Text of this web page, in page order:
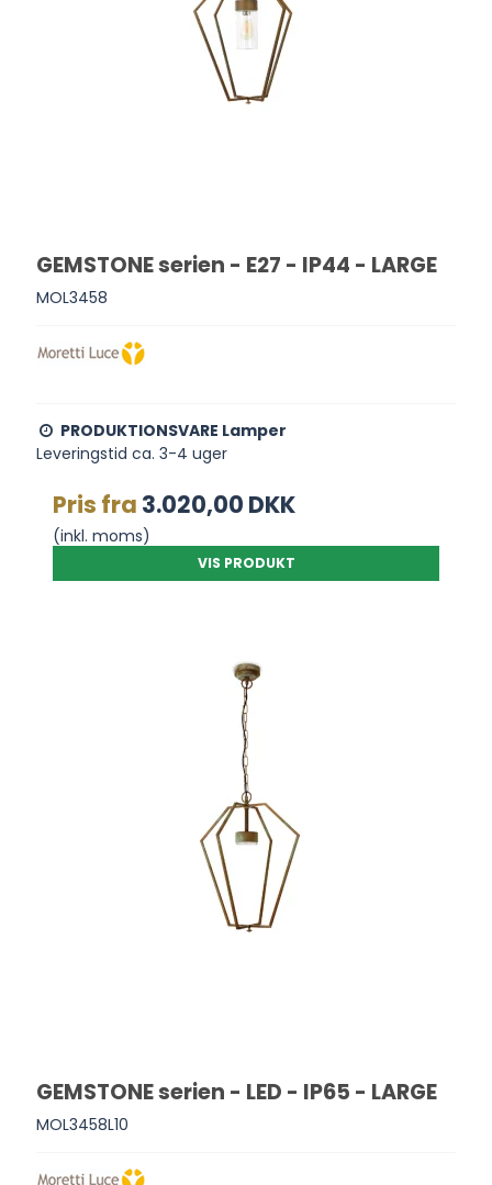
GEMSTONE serien - E27 - IP44 - LARGE
MOL3458
PRODUKTIONSVARE Lamper
Leveringstid ca. 3-4 uger
Pris fra 3.020,00 DKK
(inkl. moms)
VIS PRODUKT
GEMSTONE serien - LED - IP65 - LARGE
MOL3458L10